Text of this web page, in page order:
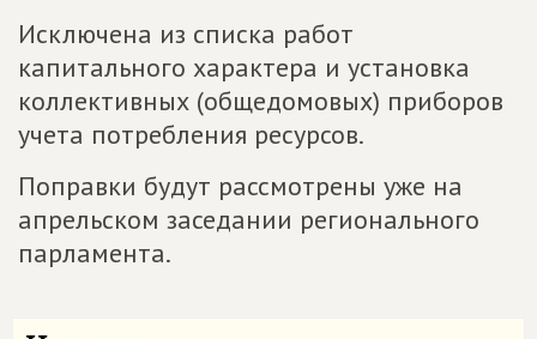
Исключена из списка работ
капитального характера и установка
коллективных (общедомовых) приборов
учета потребления ресурсов.
Поправки будут рассмотрены уже на
апрельском заседании регионального
парламента.